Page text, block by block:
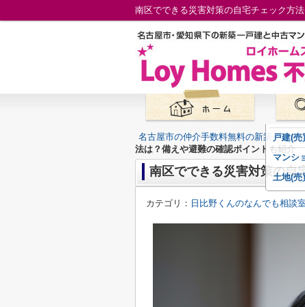
南区でできる災害対策の自宅チェック方
戸建(売
マンシ
土地(売
名古屋市の仲介手数料無料の新築一戸建
法は？備えや避難の確認ポイントも紹介
南区でできる災害対策の自
カテゴリ： 日比野くんのなんでも相談